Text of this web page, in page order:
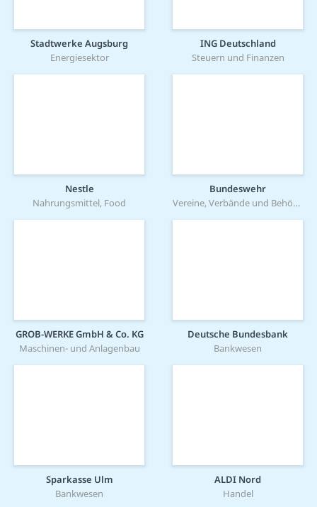
Stadtwerke Augsburg
Energiesektor
ING Deutschland
Steuern und Finanzen
Nestle
Nahrungsmittel, Food
Bundeswehr
Vereine, Verbände und Behörden
GROB-WERKE GmbH & Co. KG
Maschinen- und Anlagenbau
Deutsche Bundesbank
Bankwesen
Sparkasse Ulm
Bankwesen
ALDI Nord
Handel